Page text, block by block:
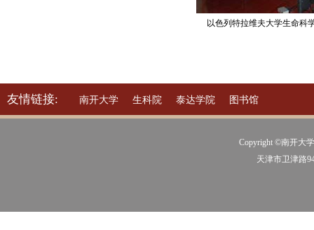
以色列特拉维夫大学生命
友情链接: 南开大学 生科院 泰达学院 图书馆
Copyright ©南开大
天津市卫津路